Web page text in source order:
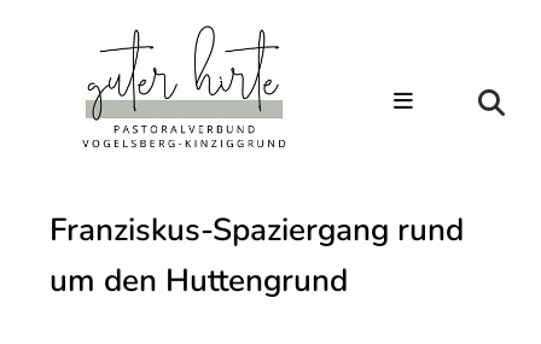
Franziskus-Spaziergang rund
um den Huttengrund